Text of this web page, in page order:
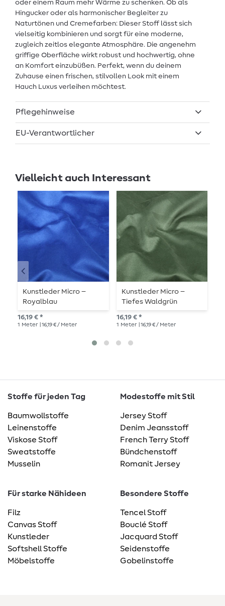
oder einem Raum mehr Wärme zu schenken. Ob als
Hingucker oder als harmonischer Begleiter zu
Naturtönen und Cremefarben: Dieser Stoff lässt sich
vielseitig kombinieren und sorgt für eine moderne,
zugleich zeitlos elegante Atmosphäre. Die angenehm
griffige Oberfläche wirkt robust und hochwertig, ohne
an Komfort einzubüßen. Perfekt, wenn du deinem
Zuhause einen frischen, stilvollen Look mit einem
Hauch Luxus verleihen möchtest.
Pflegehinweise
EU-Verantwortlicher
Vielleicht auch Interessant
Kunstleder Micro –
Royalblau
16,19 € *
1 Meter | 16,19 € / Meter
Kunstleder Micro –
Tiefes Waldgrün
16,19 € *
1 Meter | 16,19 € / Meter
Stoffe für jeden Tag
Baumwollstoffe
Leinenstoffe
Viskose Stoff
Sweatstoffe
Musselin
Modestoffe mit Stil
Jersey Stoff
Denim Jeansstoff
French Terry Stoff
Bündchenstoff
Romanit Jersey
Für starke Nähideen
Filz
Canvas Stoff
Kunstleder
Softshell Stoffe
Möbelstoffe
Besondere Stoffe
Tencel Stoff
Bouclé Stoff
Jacquard Stoff
Seidenstoffe
Gobelinstoffe